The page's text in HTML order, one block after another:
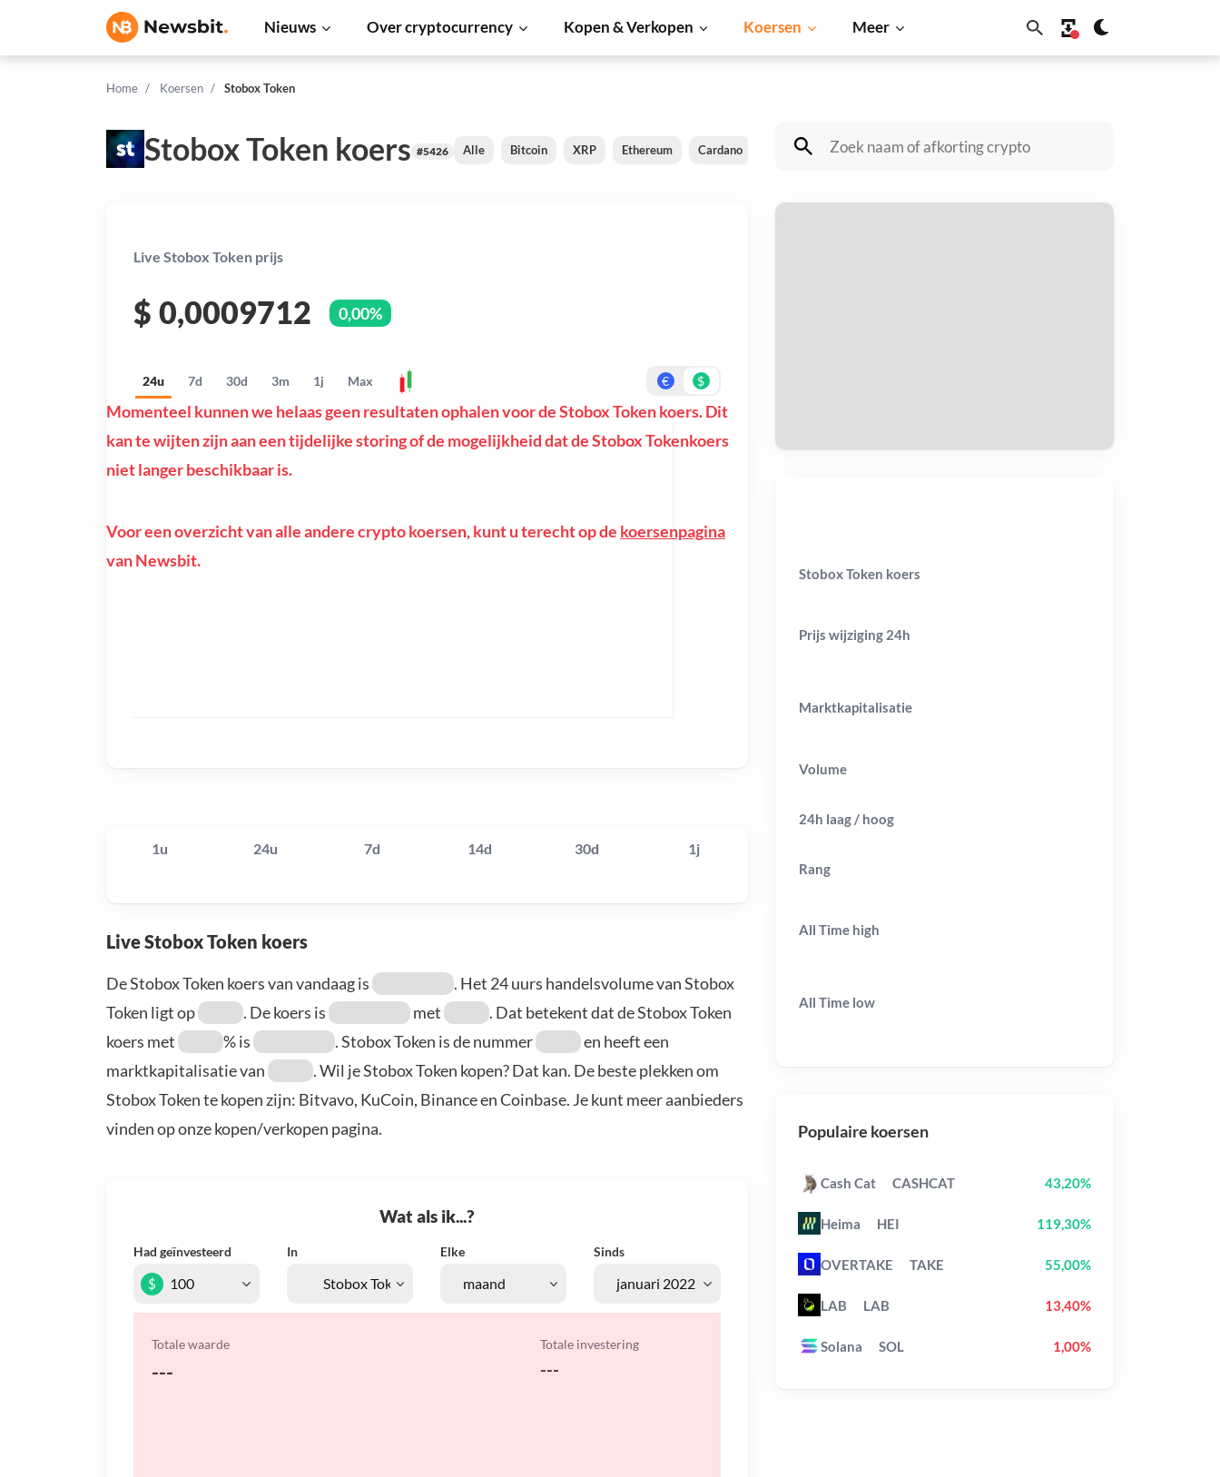
Nieuws Over cryptocurrency Kopen & Verkopen Koersen Meer
Home Koersen Stobox Token
Stobox Token koers #5426 Alle Bitcoin XRP Ethereum Cardano Shiba Inu Dogecoin Solana BNB
Live Stobox Token prijs
$ 0,0009712 0,00%
24u 7d 30d 3m 1j Max € $
Momenteel kunnen we helaas geen resultaten ophalen voor de Stobox Token koers. Dit
kan te wijten zijn aan een tijdelijke storing of de mogelijkheid dat de Stobox Tokenkoers
niet langer beschikbaar is.
Voor een overzicht van alle andere crypto koersen, kunt u terecht op de koersenpagina
van Newsbit.
1u 24u 7d 14d 30d 1j
Live Stobox Token koers
De Stobox Token koers van vandaag is
. Het 24 uurs handelsvolume van Stobox
Token ligt op
. De koers is met
. Dat betekent dat de Stobox Token
koers met
% is . Stobox Token is de nummer
en heeft een
marktkapitalisatie van
. Wil je Stobox Token kopen? Dat kan. De beste plekken om
Stobox Token te kopen zijn: Bitvavo, KuCoin, Binance en Coinbase. Je kunt meer aanbieders
vinden op onze kopen/verkopen pagina.
Wat als ik...?
Had geïnvesteerd In Elke Sinds
$
Totale waarde
---
Totale investering
---
Stobox Token koers
Prijs wijziging 24h
Marktkapitalisatie
Volume
24h laag / hoog
Rang
All Time high
All Time low
Populaire koersen
Cash Cat CASHCAT 43,20%
Heima HEI 119,30%
OVERTAKE TAKE 55,00%
LAB LAB 13,40%
Solana SOL 1,00%